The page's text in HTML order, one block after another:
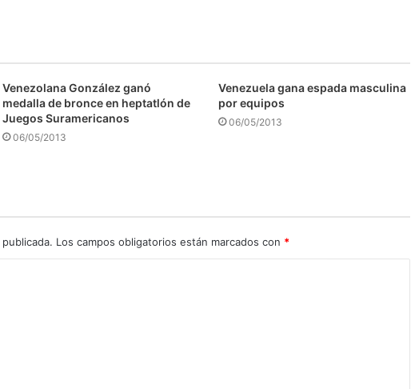
Venezolana González ganó
medalla de bronce en heptatlón de
Juegos Suramericanos
06/05/2013
Venezuela gana espada masculina
por equipos
06/05/2013
Los campos obligatorios están marcados con *